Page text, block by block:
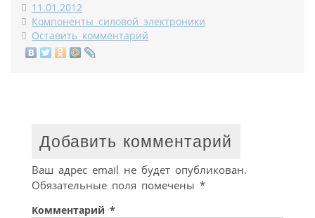
11.01.2012
Компоненты силовой электроники
Оставить комментарий
Добавить комментарий
Ваш адрес email не будет опубликован.
Обязательные поля помечены *
Комментарий *